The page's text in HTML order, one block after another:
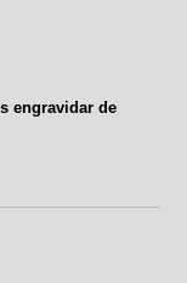
engravidar de